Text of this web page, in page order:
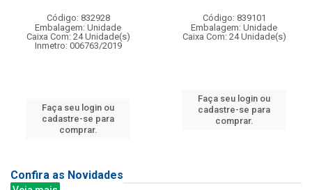
Código: 832928
Embalagem: Unidade
Caixa Com: 24 Unidade(s)
Inmetro: 006763/2019
Faça seu login ou
cadastre-se para
comprar.
Código: 839101
Embalagem: Unidade
Caixa Com: 24 Unidade(s)
Faça seu login ou
cadastre-se para
comprar.
Confira as Novidades